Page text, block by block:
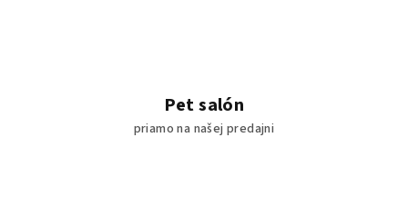
Pet salón
priamo na našej predajni